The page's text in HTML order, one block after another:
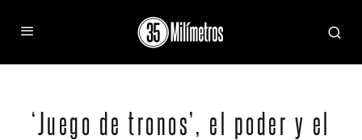
‘Juego de tronos’, el poder y el